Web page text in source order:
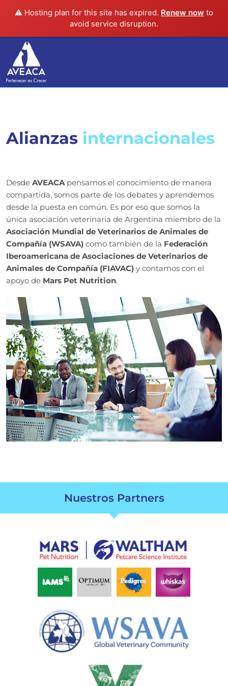
⚠️ Hosting plan for this site has expired. Renew now to
avoid service disruption.
Alianzas internacionales
Desde AVEACApensamos el conocimiento de manera
compartida, somos parte de los debates y aprendemos
desde la puesta en común. Es por eso que somos la
única asociación veterinaria de Argentina miembro de la
Asociación Mundial de Veterinarios de Animales de
Compañía (WSAVA) como también de la Federación
Iberoamericana de Asociaciones de Veterinarios de
Animales de Compañía (FIAVAC) y contamos con el
apoyo de Mars Pet Nutrition.
Nuestros Partners